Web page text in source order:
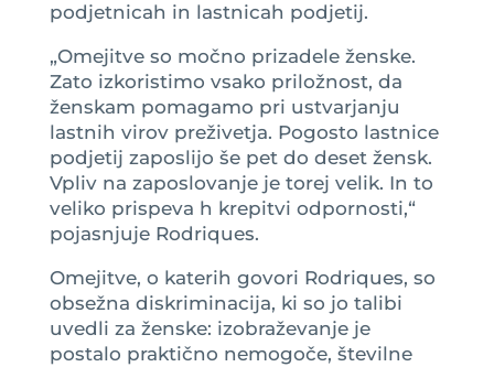
podjetnicah in lastnicah podjetij.
„Omejitve so močno prizadele ženske.
Zato izkoristimo vsako priložnost, da
ženskam pomagamo pri ustvarjanju
lastnih virov preživetja. Pogosto lastnice
podjetij zaposlijo še pet do deset žensk.
Vpliv na zaposlovanje je torej velik. In to
veliko prispeva h krepitvi odpornosti,“
pojasnjuje Rodriques.
Omejitve, o katerih govori Rodriques, so
obsežna diskriminacija, ki so jo talibi
uvedli za ženske: izobraževanje je
postalo praktično nemogoče, številne